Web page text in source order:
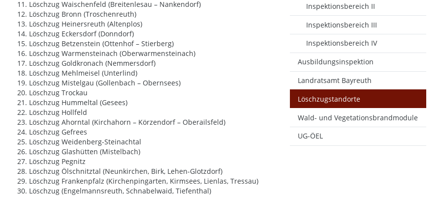
11. Löschzug Waischenfeld (Breitenlesau – Nankendorf)
12. Löschzug Bronn (Troschenreuth)
13. Löschzug Heinersreuth (Altenplos)
14. Löschzug Eckersdorf (Donndorf)
15. Löschzug Betzenstein (Ottenhof – Stierberg)
16. Löschzug Warmensteinach (Oberwarmensteinach)
17. Löschzug Goldkronach (Nemmersdorf)
18. Löschzug Mehlmeisel (Unterlind)
19. Löschzug Mistelgau (Gollenbach – Obernsees)
20. Löschzug Trockau
21. Löschzug Hummeltal (Gesees)
22. Löschzug Hollfeld
23. Löschzug Ahorntal (Kirchahorn – Körzendorf – Oberailsfeld)
24. Löschzug Gefrees
25. Löschzug Weidenberg-Steinachtal
26. Löschzug Glashütten (Mistelbach)
27. Löschzug Pegnitz
28. Löschzug Ölschnitztal (Neunkirchen, Birk, Lehen-Glotzdorf)
29. Löschzug Frankenpfalz (Kirchenpingarten, Kirmsees, Lienlas, Tressau)
30. Löschzug (Engelmannsreuth, Schnabelwaid, Tiefenthal)
Inspektionsbereich II
Inspektionsbereich III
Inspektionsbereich IV
Ausbildungsinspektion
Landratsamt Bayreuth
Löschzugstandorte
Wald- und Vegetationsbrandmodule
UG-ÖEL